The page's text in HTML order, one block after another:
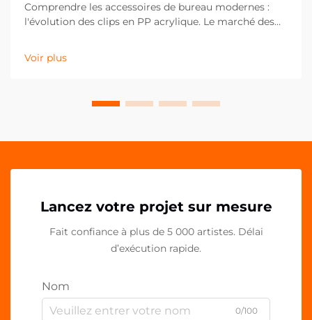
Comprendre les accessoires de bureau modernes :
l'évolution des clips en PP acrylique. Le marché des
cours de la dernière décennie, les clips en PP
acrylique s'imposant comme un élément essentiel
Voir plus
Lancez votre projet sur mesure
Fait confiance à plus de 5 000 artistes. Délai
d’exécution rapide.
Nom
0/100